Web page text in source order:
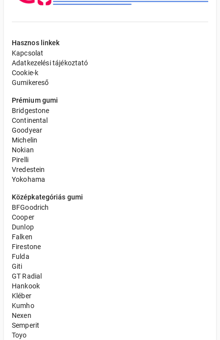
Hasznos linkek
Kapcsolat
Adatkezelési tájékoztató
Cookie-k
Gumikereső
Prémium gumi
Bridgestone
Continental
Goodyear
Michelin
Nokian
Pirelli
Vredestein
Yokohama
Középkategóriás gumi
BFGoodrich
Cooper
Dunlop
Falken
Firestone
Fulda
Giti
GT Radial
Hankook
Kléber
Kumho
Nexen
Semperit
Toyo